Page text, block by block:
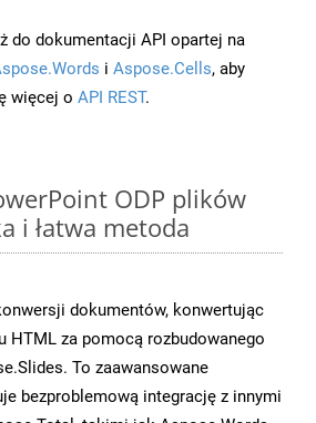
do dokumentacji API opartej na
i Aspose.Cells, aby
więcej o API REST.
ODP plików
i łatwa metoda
dokumentów, konwertując
HTML za pomocą rozbudowanego
To zaawansowane
bezproblemową integrację z innymi